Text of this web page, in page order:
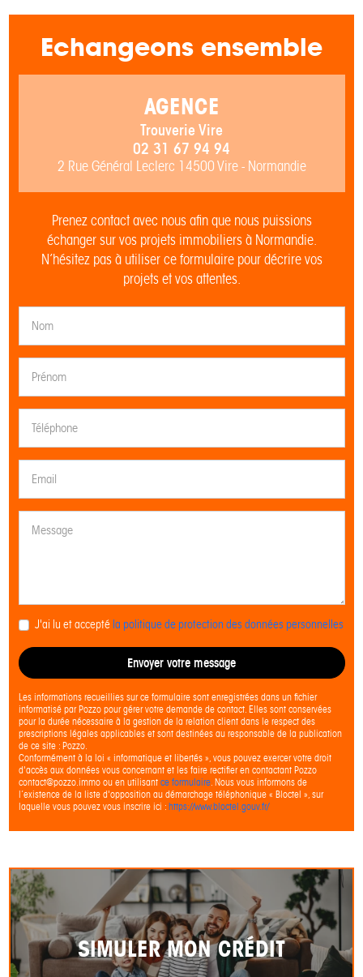
Echangeons ensemble
AGENCE
Trouverie Vire
02 31 67 94 94
2 Rue Général Leclerc 14500 Vire - Normandie
Prenez contact avec nous afin que nous puissions
échanger sur vos projets immobiliers à Normandie.
N’hésitez pas à utiliser ce formulaire pour décrire vos
projets et vos attentes.
J'ai lu et accepté la politique de protection des données personnelles
Envoyer votre message
Les informations recueillies sur ce formulaire sont enregistrées dans un fichier
informatisé par Pozzo pour gérer votre demande de contact. Elles sont conservées
pour la durée nécessaire à la gestion de la relation client dans le respect des
prescriptions légales applicables et sont destinées au responsable de la publication
de ce site : Pozzo.
Conformément à la loi « informatique et libertés », vous pouvez exercer votre droit
d'accès aux données vous concernant et les faire rectifier en contactant Pozzo
contact@pozzo.immo ou en utilisant ce formulaire. Nous vous informons de
l’existence de la liste d'opposition au démarchage téléphonique « Bloctel », sur
laquelle vous pouvez vous inscrire ici : https://www.bloctel.gouv.fr/
SIMULER MON CRÉDIT